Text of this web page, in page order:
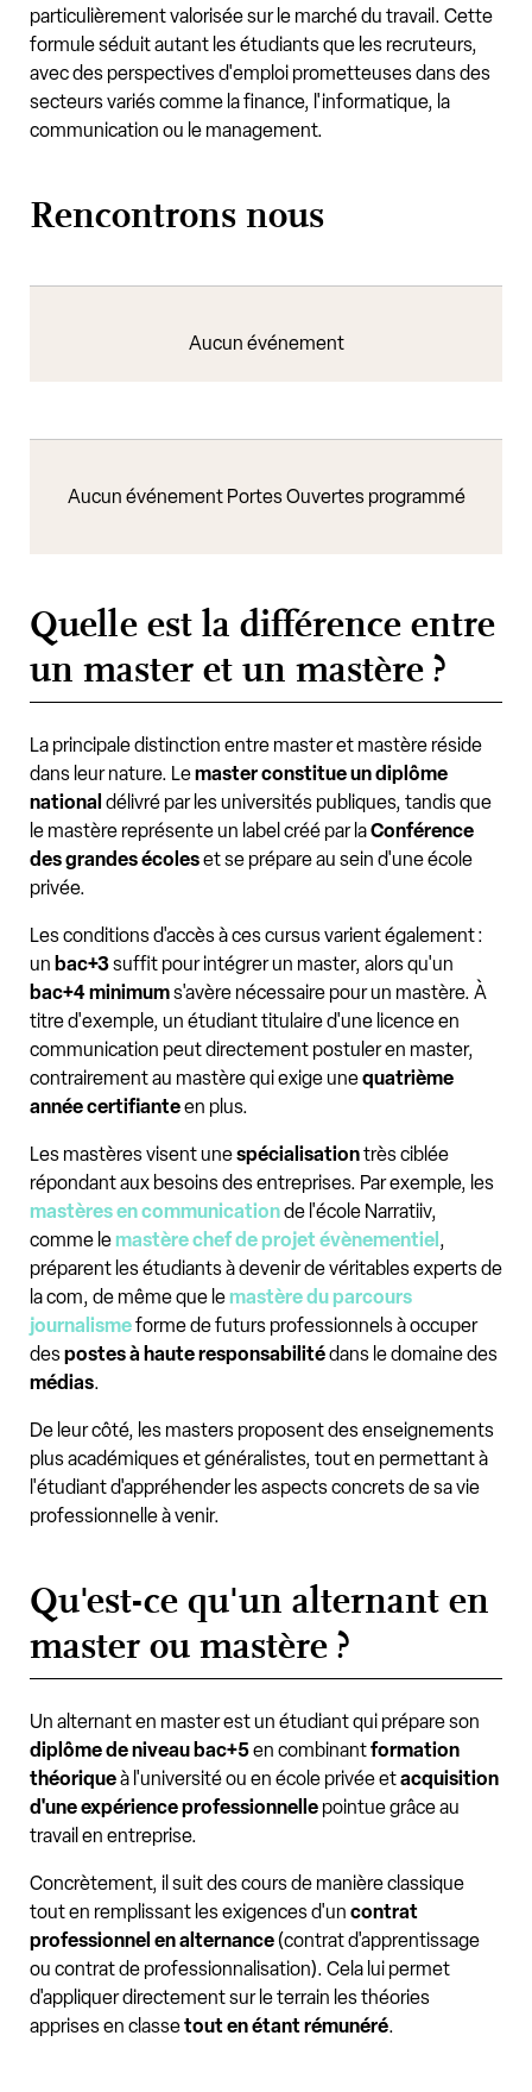
particulièrement valorisée sur le marché du travail. Cette
formule séduit autant les étudiants que les recruteurs,
avec des perspectives d'emploi prometteuses dans des
secteurs variés comme la finance, l'informatique, la
communication ou le management.
Rencontrons nous
Aucun événement
Aucun événement Portes Ouvertes programmé
Quelle est la différence entre
un master et un mastère ?
La principale distinction entre master et mastère réside
dans leur nature. Lemaster constitue un diplôme
national délivré par les universités publiques, tandis que
le mastère représente un label créé par laConférence
des grandes écoleset se prépare au sein d'une école
privée.
Les conditions d'accès à ces cursus varient également :
un bac+3suffit pour intégrer un master, alors qu'un
bac+4 minimums'avère nécessaire pour un mastère. À
titre d'exemple, un étudiant titulaire d'une licence en
communication peut directement postuler en master,
contrairement au mastère qui exige unequatrième
année certifianteen plus.
Les mastères visent unespécialisationtrès ciblée
répondant aux besoins des entreprises. Par exemple, les
mastères en communicationde l'école Narratiiv,
comme lemastère chef de projet évènementiel ,
préparent les étudiants à devenir de véritables experts de
la com, de même que lemastère du parcours
journalismeforme de futurs professionnels à occuper
despostes à haute responsabilitédans le domaine des
médias.
De leur côté, les masters proposent des enseignements
plus académiques et généralistes, tout en permettant à
l'étudiant d'appréhender les aspects concrets de sa vie
professionnelle à venir.
Qu'est-ce qu'un alternant en
master ou mastère ?
Un alternant en master est un étudiant qui prépare son
diplôme de niveau bac+5en combinantformation
théoriqueà l'université ou en école privée etacquisition
d'une expérience professionnelle pointue grâce au
travail en entreprise.
Concrètement, il suit des cours de manière classique
tout en remplissant les exigences d'un contrat
professionnel en alternance(contrat d'apprentissage
ou contrat de professionnalisation). Cela lui permet
d'appliquer directement sur le terrain les théories
apprises en classetout en étant rémunéré.